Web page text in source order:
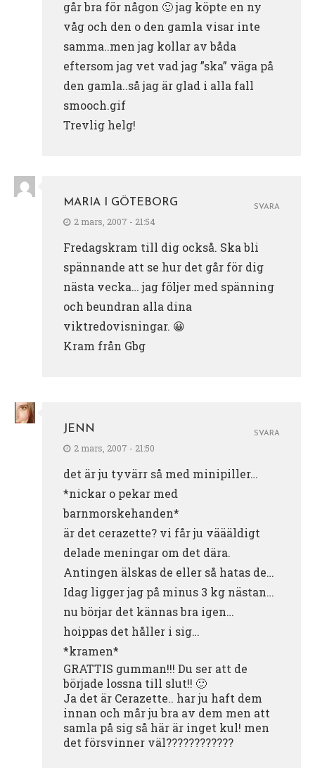
går bra för någon 🙂 jag köpte en ny
våg och den o den gamla visar inte
samma..men jag kollar av båda
eftersom jag vet vad jag ”ska” väga på
den gamla..så jag är glad i alla fall
smooch.gif
Trevlig helg!
MARIA I GÖTEBORG
2 mars, 2007 - 21:54
Fredagskram till dig också. Ska bli
spännande att se hur det går för dig
nästa vecka… jag följer med spänning
och beundran alla dina
viktredovisningar. 😀
Kram från Gbg
SVARA
JENN
2 mars, 2007 - 21:50
det är ju tyvärr så med minipiller…
*nickar o pekar med
barnmorskehanden*
är det cerazette? vi får ju väääldigt
delade meningar om det dära.
Antingen älskas de eller så hatas de…
Idag ligger jag på minus 3 kg nästan…
nu börjar det kännas bra igen…
hoippas det håller i sig…
*kramen*
GRATTIS gumman!!! Du ser att de
började lossna till slut!! 🙂
Ja det är Cerazette.. har ju haft dem
innan och mår ju bra av dem men att
samla på sig så här är inget kul! men
det försvinner väl????????????
SVARA